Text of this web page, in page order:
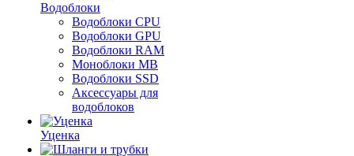
Водоблоки
Водоблоки CPU
Водоблоки GPU
Водоблоки RAM
Моноблоки MB
Водоблоки SSD
Аксессуары для
водоблоков
Уценка